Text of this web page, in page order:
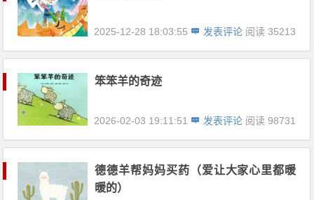
2025-12-28 18:03:55 发表评论 阅读 35213
笨笨羊的奇迹
2026-02-03 19:11:51 发表评论 阅读 98731
德德羊帮妈妈买药（爱让大家心里都暖
暖的）